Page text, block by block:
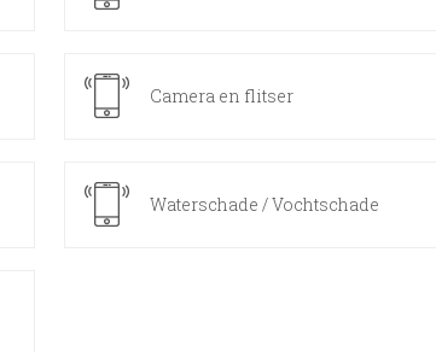
Camera en flitser
Waterschade / Vochtschade